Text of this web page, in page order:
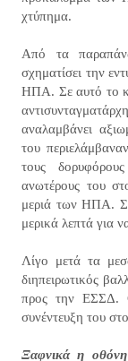
χτύπημα.
Από τα
σχηματίσει την
ΗΠΑ. Σε αυτό το
αναλαμβάνει
του
τους
ανωτέρους του
μεριά των ΗΠΑ. Σε
μερικά λεπτά για
Λίγο μετά τα
διηπειρωτικός
προς την ΕΣΣΔ.
συνέντευξη του
Ξαφνικά η